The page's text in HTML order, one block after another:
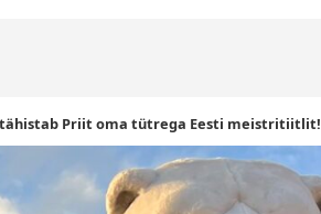
Priit oma tütrega Eesti meistritiitlit!